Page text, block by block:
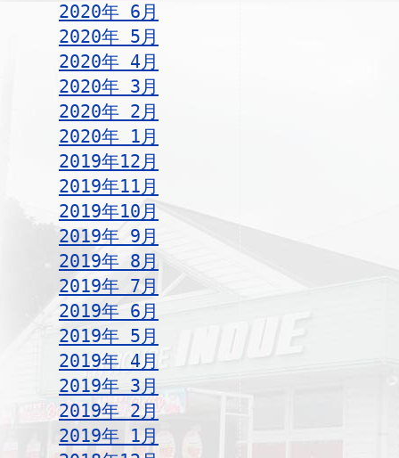
2020年 6月
2020年 5月
2020年 4月
2020年 3月
2020年 2月
2020年 1月
2019年12月
2019年11月
2019年10月
2019年 9月
2019年 8月
2019年 7月
2019年 6月
2019年 5月
2019年 4月
2019年 3月
2019年 2月
2019年 1月